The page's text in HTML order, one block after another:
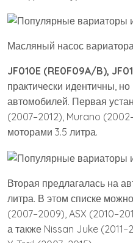
Масляный насос
JF010E (RE0F09A/B),
практически идентичны,
автомобилей. Первая
(2007–2012), Murano
моторами 3.5 литра.
Вторая предлагалась на
литра. В этом списке
(2007–2009), ASX
а также Nissan Juke